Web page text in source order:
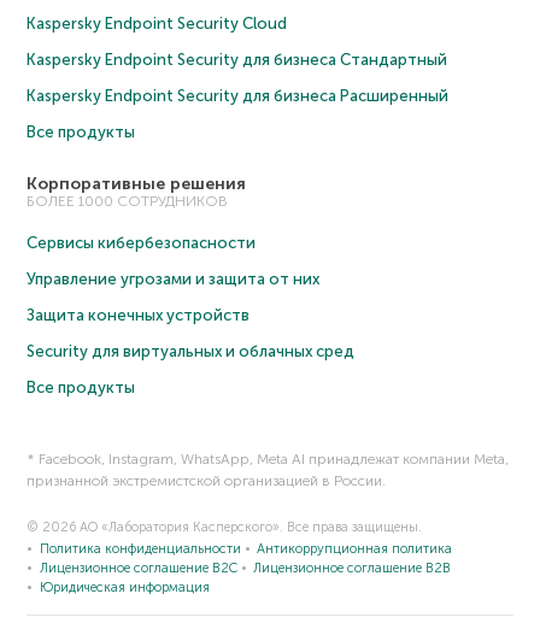
Kaspersky Endpoint Security Cloud
Kaspersky Endpoint Security для бизнеса Cтандартный
Kaspersky Endpoint Security для бизнеса Расширенный
Все продукты
Корпоративные решения
БОЛЕЕ 1000 СОТРУДНИКОВ
Сервисы кибербезопасности
Управление угрозами и защита от них
Защита конечных устройств
Security для виртуальных и облачных сред
Все продукты
* Facebook, Instagram, WhatsApp, Meta AI принадлежат компании Meta,
признанной экстремистской организацией в России.
© 2026 АО «Лаборатория Касперского». Все права защищены.
Политика конфиденциальности
Антикоррупционная политика
Лицензионное соглашение B2C
Лицензионное соглашение B2B
Юридическая информация